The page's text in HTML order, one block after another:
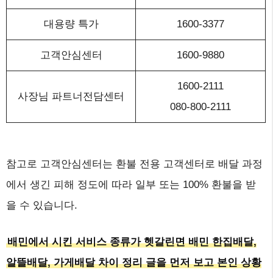
대용량 특가 1600-3377
고객안심센터 1600-9880
사장님 파트너전담센터
1600-2111
080-800-2111
참고로 고객안심센터는 환불 전용 고객센터로 배달 과정
에서 생긴 피해 정도에 따라 일부 또는 100% 환불을 받
을 수 있습니다.
배민에서 시킨 서비스 종류가 헷갈린면 배민 한집배달,
알뜰배달, 가게배달 차이 정리 글을 먼저 보고 본인 상황